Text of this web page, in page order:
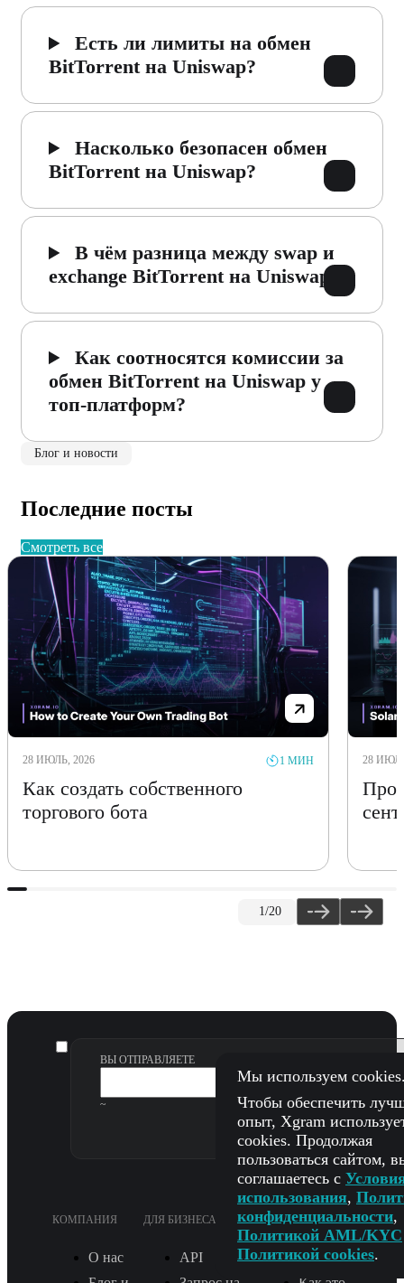
Есть ли лимиты на обмен
BitTorrent на Uniswap?
Насколько безопасен обмен
BitTorrent на Uniswap?
В чём разница между swap и
exchange BitTorrent на Uniswap?
Как соотносятся комиссии за
обмен BitTorrent на Uniswap у
топ-платформ?
Блог и новости
Последние посты
смотреть все
28 ИЮЛЬ, 2026 1 МИН
Как создать собственного
торгового бота
28
1/20
ВЫ ОТПРАВЛЯЕТЕ
~
КОМПАНИЯ
О нас
ДЛЯ БИЗНЕСА
API
ПОДДЕРЖКА
FAQ
Мы используем
Чтобы обеспечить
опыт, Xgram
cookies. Продолжая
пользоваться сайтом,
соглашаетесь с
использования,
конфиденциальности,
Политикой AML/KYC
Политикой cookies.